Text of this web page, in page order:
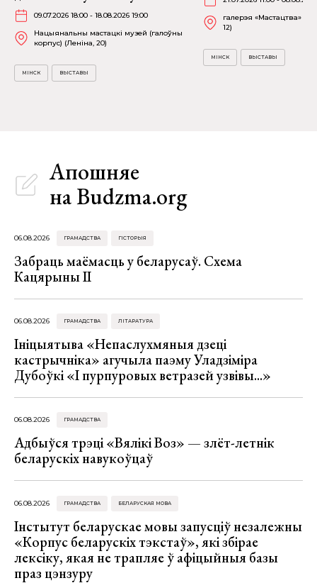
09.07.2026 18:00 - 18.08.2026 19:00
Нацыянальны мастацкі музей (галоўны
корпус) (Леніна, 20)
МІНСК ВЫСТАВЫ
галерэя «Мастацтва»
12)
МІНСК ВЫСТАВЫ
Апошняе
на Budzma.org
06.08.2026 ГРАМАДСТВА ГІСТОРЫЯ
Забраць маёмасць у беларусаў. Схема
Кацярыны ІІ
06.08.2026 ГРАМАДСТВА ЛІТАРАТУРА
Ініцыятыва «Непаслухмяныя дзеці
кастрычніка» агучыла паэму Уладзіміра
Дубоўкі «І пурпуровых ветразей узвівы...»
06.08.2026 ГРАМАДСТВА
Адбыўся трэці «Вялікі Воз» — злёт-летнік
беларускіх навукоўцаў
06.08.2026 ГРАМАДСТВА БЕЛАРУСКАЯ МОВА
Інстытут беларускае мовы запусціў незалежны
«Корпус беларускіх тэкстаў», які збірае
лексіку, якая не трапляе ў афіцыйныя базы
праз цэнзуру